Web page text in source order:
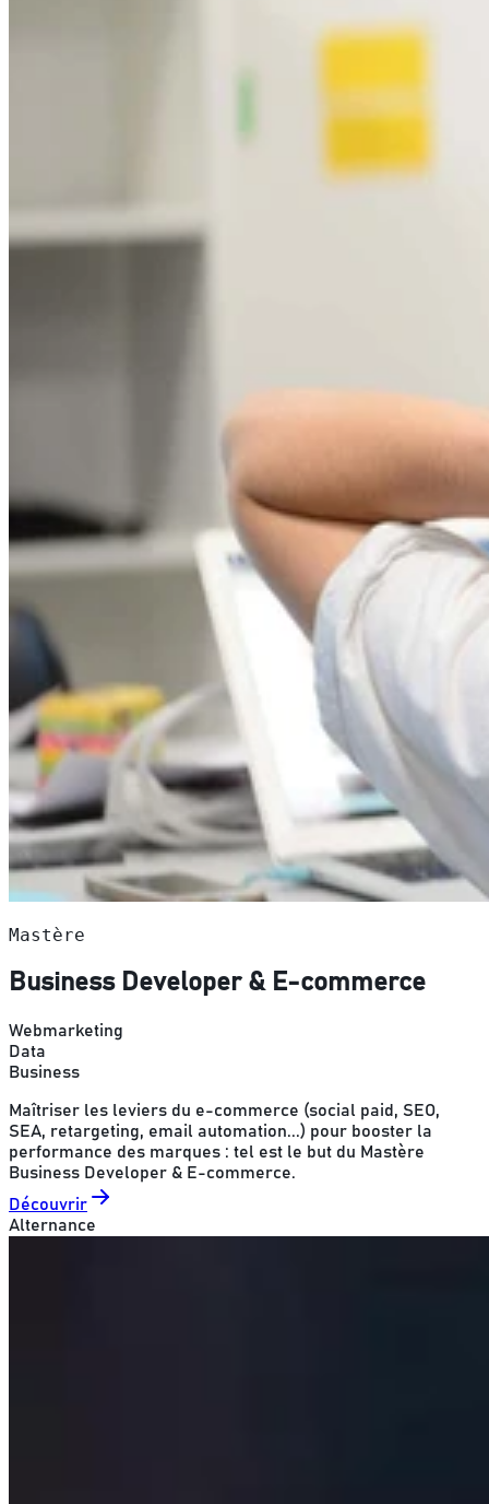
Mastère
Business Developer & E-commerce
Webmarketing
Data
Business
Maîtriser les leviers du e-commerce (social paid, SEO,
SEA, retargeting, email automation...) pour booster la
performance des marques : tel est le but du Mastère
Business Developer & E-commerce.
Découvrir
Alternance